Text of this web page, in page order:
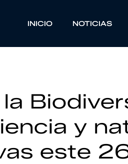
INICIO NOTICIAS
y
este